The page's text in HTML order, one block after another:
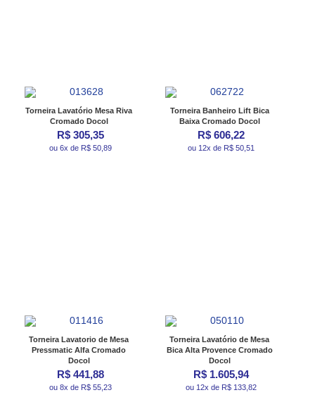
Torneira Lavatório Mesa Riva
Cromado Docol
R$ 305,35
ou 6x de R$ 50,89
Torneira Banheiro Lift Bica
Baixa Cromado Docol
R$ 606,22
ou 12x de R$ 50,51
Torneira Lavatorio de Mesa
Pressmatic Alfa Cromado
Docol
R$ 441,88
ou 8x de R$ 55,23
Torneira Lavatório de Mesa
Bica Alta Provence Cromado
Docol
R$ 1.605,94
ou 12x de R$ 133,82